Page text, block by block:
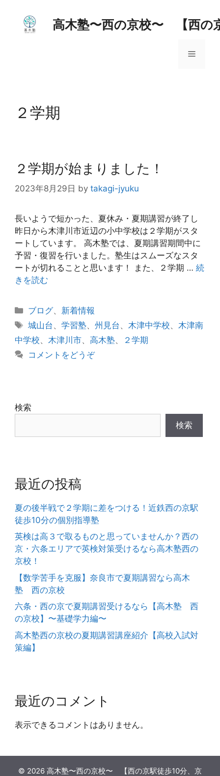
高木塾〜西の京校〜 【西の
メ
２学期
２学期が始まりました！
2023年8月29日 by takagi-jyuku
長いようで短かった、夏休み・夏期講習が終了し
昨日から木津川市近辺の小中学校は２学期がスタ
ートしています。 高木塾では、夏期講習期間中に
予習・復習を行いました。塾生はスムーズなスタ
ートが切れることと思います！ また、２学期 … 続
きを読む
カ
テ
リ
ー
ブログ、 新着情報
タ
グ
城山台 、学習塾、州見台 、 木津中学校、 木津南
中学校、 木津川市、 高木塾、
２学期
コメントをどうぞ
検索
検索
最近の投稿
夏の後半戦で２学期に差をつける！近鉄西の京駅
徒歩10分の個別指導塾
英検は高３で取るものと思っていませんか？西の
京・六条エリアで英検対策受けるなら高木塾西の
京校！
【数学苦手を克服】奈良市で夏期講習なら高木
塾 西の京校
六条・西の京で夏期講習受けるなら【高木塾 西
の京校】〜基礎学力編〜
高木塾西の京校の夏期講習講座紹介【高校入試対
策編】
最近のコメント
表示できるコメントはありません。
© 2026 高木塾〜西の京校〜 【西の京駅徒歩10分、京